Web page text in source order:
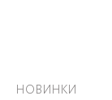
НОВИНКИ